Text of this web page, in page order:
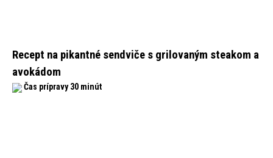
Recept na pikantné sendviče s grilovaným steakom a
avokádom
Čas prípravy 30 minút